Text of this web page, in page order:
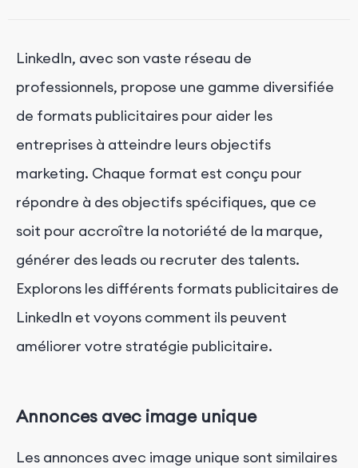
Annonces d'offres d'emploi
Annonces de leader d'opinion
Conclusion
LinkedIn, avec son vaste réseau de
professionnels, propose une gamme diversifiée
de formats publicitaires pour aider les
entreprises à atteindre leurs objectifs
marketing. Chaque format est conçu pour
répondre à des objectifs spécifiques, que ce
soit pour accroître la notoriété de la marque,
générer des leads ou recruter des talents.
Explorons les différents formats publicitaires de
LinkedIn et voyons comment ils peuvent
améliorer votre stratégie publicitaire.
Annonces avec image unique
Les annonces avec image unique sont similaires